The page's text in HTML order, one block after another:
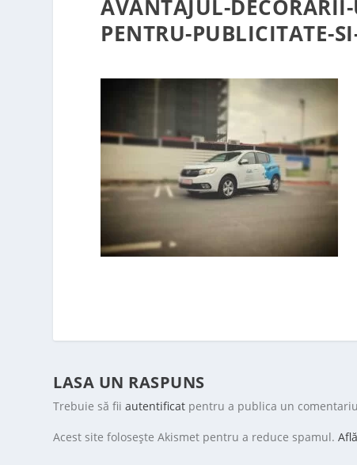
AVANTAJUL-
PENTRU-PUBLICITATE-
LASA UN RASPUNS
Trebuie să fiiautentificat pentru a publica un
Acest site folosește Akismet pentru a reduce spamul.